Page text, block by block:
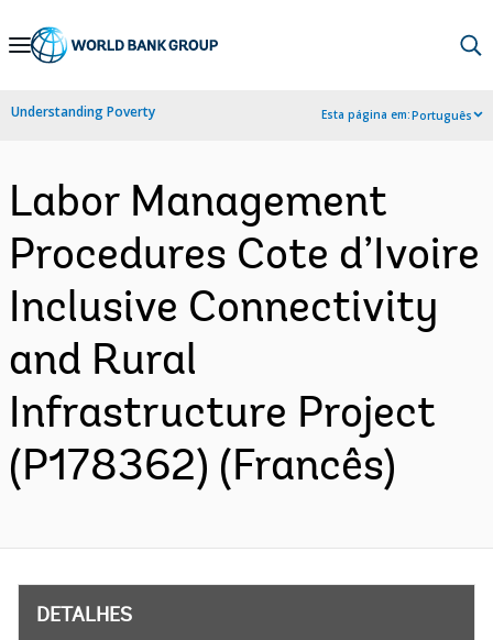
Skip
Navigation
Understanding Poverty Esta página em:Português
Labor Management
Procedures Cote d’Ivoire
Inclusive Connectivity
and Rural
Infrastructure Project
(P178362) (Francês)
DETALHES